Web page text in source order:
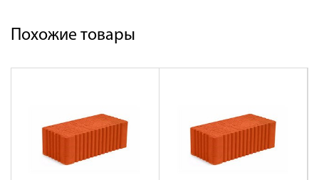
Похожие товары